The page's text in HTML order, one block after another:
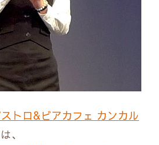
ストロ&ビアカフェ カンカル
、